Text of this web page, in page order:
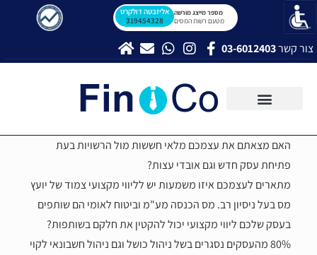
צור קשר03-6012403
מספר מייצג מורשה
מטעם רשות המסים
אליזבטה דולקרט
319454328
האם מצאתם את עצמכם מלאי חששות מול הרשויות בעת
פתיחת עסק חדש וגם אובדי עצות?
מתארים לעצמכם איזו משמעות יש לליווי מקצועי צמוד של יועץ
מס בעל ניסיון רב. מס הכנסה מע"מ וביטוח לאומי הם שותפים
בעסק שלכם ליווי מקצועי יכול להקטין את חלקם בשותפות?
80% מהעסקים נסגרים בשל ניהול כושל וגם ניהול חשבונאי לקוי